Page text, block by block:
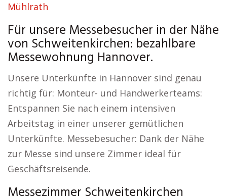
Mühlrath
Für unsere Messebesucher in der Nähe
von Schweitenkirchen: bezahlbare
Messewohnung Hannover.
Unsere Unterkünfte in Hannover sind genau
richtig für: Monteur- und Handwerkerteams:
Entspannen Sie nach einem intensiven
Arbeitstag in einer unserer gemütlichen
Unterkünfte. Messebesucher: Dank der Nähe
zur Messe sind unsere Zimmer ideal für
Geschäftsreisende.